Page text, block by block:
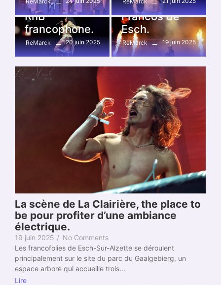
fraicheur sur la
RnB
francophone.
ReMarck 20 juin 2025
scène des
Francos de
Esch.
ReMarck 19 juin 2025
La scène de La Clairière, the place to
be pour profiter d’une ambiance
électrique.
19 juin 2025 / No Comments
Les francofolies de Esch-Sur-Alzette se déroulent
principalement sur le site du parc du Gaalgebierg, un
espace arboré qui accueille trois...
Lire